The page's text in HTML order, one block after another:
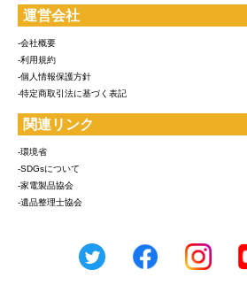
運営会社
-会社概要
-利用規約
-個人情報保護方針
-特定商取引法に基づく表記
関連リンク
-環境省
-SDGsについて
-家電製品協会
-遺品整理士協会